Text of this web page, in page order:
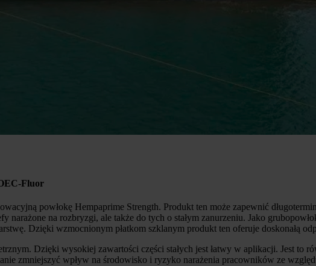
Fluor
powłokę Hempaprime Strength. Produkt ten może zapewnić
na rozbryzgi, ale także do tych o stałym zanurzeniu. Jako
Dzięki wzmocnionym płatkom szklanym produkt ten oferuje doskonałą
Dzięki wysokiej zawartości części stałych jest łatwy w aplikacji. Jest to
zmniejszyć wpływ na środowisko i ryzyko narażenia pracowników ze